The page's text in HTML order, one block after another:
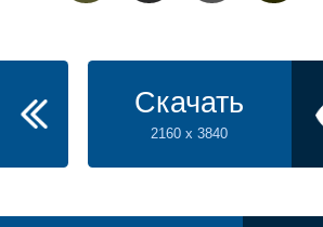
Скачать
2160 x 3840